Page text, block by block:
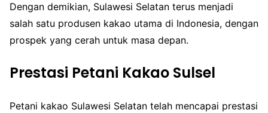
Dengan demikian, Sulawesi Selatan terus menjadi
salah satu produsen kakao utama di Indonesia, dengan
prospek yang cerah untuk masa depan.
Prestasi Petani Kakao Sulsel
Petani kakao Sulawesi Selatan telah mencapai prestasi